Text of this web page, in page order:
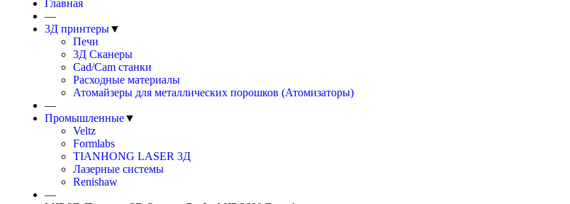
Главная
—
3Д принтеры▼
Печи
3Д Сканеры
Cad/Cam станки
Расходные материалы
Атомайзеры для металлических порошков (Атомизаторы)
—
Промышленные▼
Veltz
Formlabs
TIANHONG LASER 3Д
Лазерные системы
Renishaw
—